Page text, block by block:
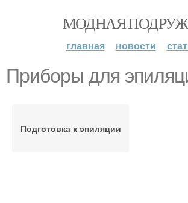
МОДНАЯ
главная новости
Приборы для
Подготовка к эпиляции